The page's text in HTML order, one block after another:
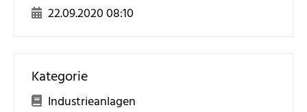
22.09.2020 08:10
Kategorie
Industrieanlagen